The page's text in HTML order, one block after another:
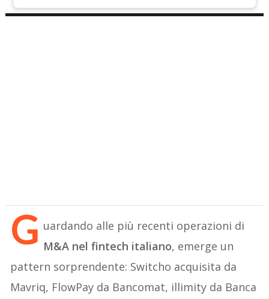
G uardando alle più recenti operazioni di
M&A nel fintech italiano, emerge un
pattern sorprendente: Switcho acquisita da
Mavriq, FlowPay da Bancomat, illimity da Banca